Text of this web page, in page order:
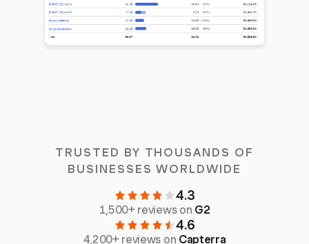
TRUSTED BY THOUSANDS OF
BUSINESSES WORLDWIDE
4.3
1,500+ reviews on G2
4.6
4,200+ reviews on Capterra